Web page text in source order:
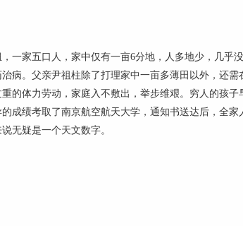
家五口人，家中仅有一亩6分地，人多地少，几乎
病。父亲尹祖柱除了打理家中一亩多薄田以外，还需
的体力劳动，家庭入不敷出，举步维艰。穷人的孩子
成绩考取了南京航空航天大学，通知书送达后，全家
无疑是一个天文数字。